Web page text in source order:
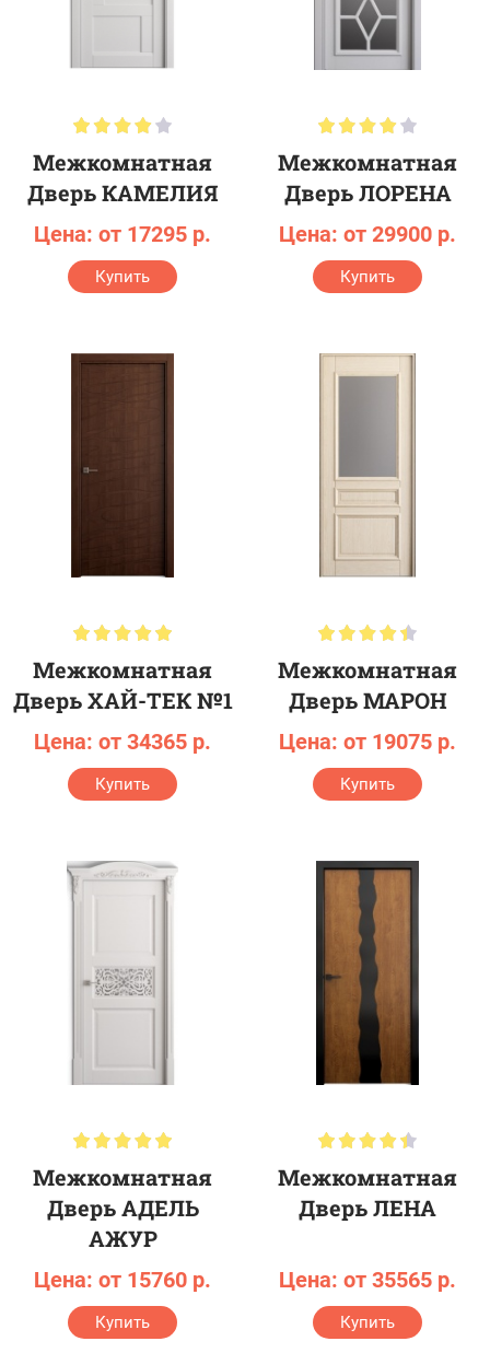
Межкомнатная
Дверь КАМЕЛИЯ
Цена: от 17295 р.
Купить
Межкомнатная
Дверь ЛОРЕНА
Цена: от 29900 р.
Купить
Межкомнатная
Дверь ХАЙ-ТЕК №1
Цена: от 34365 р.
Купить
Межкомнатная
Дверь МАРОН
Цена: от 19075 р.
Купить
Межкомнатная
Дверь АДЕЛЬ
АЖУР
Цена: от 15760 р.
Купить
Межкомнатная
Дверь ЛЕНА
Цена: от 35565 р.
Купить